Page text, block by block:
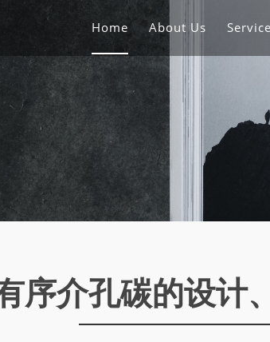
Home About Us
序介孔碳的设计